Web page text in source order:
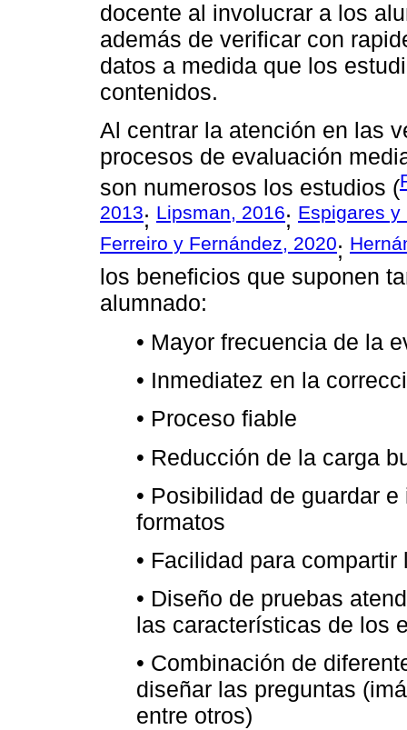
docente al involucrar a los
además de verificar con
datos a medida que los
contenidos.
Al centrar la atención en las
procesos de evaluación
son numerosos los estudios (
2013; Lipsman, 2016; Espigares y
Ferreiro y Fernández, 2020;
los beneficios que suponen
alumnado:
• Mayor frecuencia de la
• Inmediatez en la
• Proceso fiable
• Reducción de la carga
• Posibilidad de guardar
formatos
• Facilidad para
• Diseño de pruebas
las características de los
• Combinación de
diseñar las preguntas
entre otros)